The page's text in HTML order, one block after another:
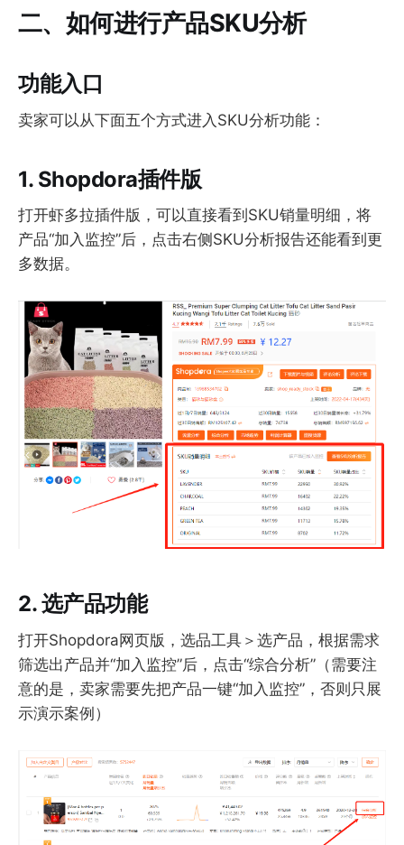
二、如何进行产品SKU分析
功能入口
卖家可以从下面五个方式进入SKU分析功能：
1. Shopdora插件版
打开虾多拉插件版，可以直接看到SKU销量明细，将
产品“加入监控”后，点击右侧SKU分析报告还能看到更
多数据。
2. 选产品功能
打开Shopdora网页版，选品工具＞选产品，根据需求
筛选出产品并“加入监控”后，点击“综合分析”（需要注
意的是，卖家需要先把产品一键“加入监控”，否则只展
示演示案例）